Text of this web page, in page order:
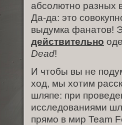
абсолютно разных
Да-да: это
выдумка фанатов!
действительно
Dead!
И чтобы вы не
ход, мы хотим
шляпе: при
исследованиями
прямо в мир Team